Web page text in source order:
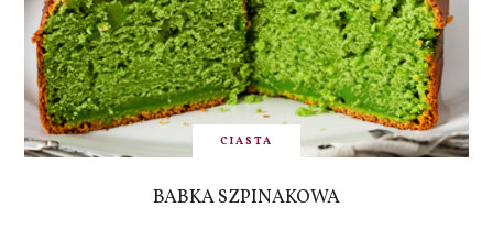
CIASTA
BABKA SZPINAKOWA